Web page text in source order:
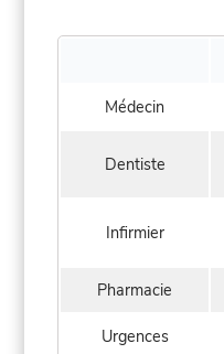
Médecin
Dentiste
Infirmier
Pharmacie
Urgences